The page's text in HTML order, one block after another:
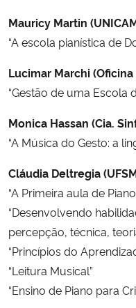
Mauricy Martin
“A escola pianística de
Lucimar Marchi
“Gestão de uma Escola
Monica Hassan (Cia.
“A Música do Gesto: a
Cláudia Deltregia
“A Primeira aula de
“Desenvolvendo
percepção, técnica,
“Princípios do
“Leitura Musical”
“Ensino de Piano para